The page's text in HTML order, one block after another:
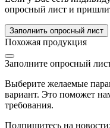
опросный лист и
Заполнить опросный лист
Похожая продукция
Заполните опросный
Выберите желаемые
вариант. Это поможет
требования.
Подпишитесь на новости: